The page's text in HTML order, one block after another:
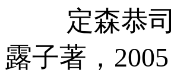
定森恭司
露子著，